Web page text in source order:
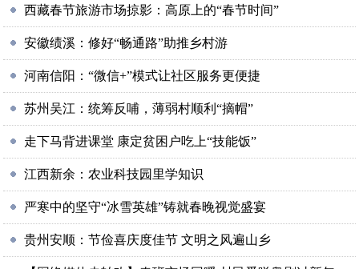
西藏春节旅游市场掠影：高原上的“春节时间”
安徽绩溪：修好“畅通路”助推乡村游
河南信阳：“微信+”模式让社区服务更便捷
苏州吴江：统筹反哺，薄弱村顺利“摘帽”
走下马背进课堂 康定贫困户吃上“技能饭”
江西新余：农业科技园里学知识
严寒中的坚守“冰雪英雄”铸就春晚视觉盛宴
贵州安顺：节俭喜庆度佳节 文明之风遍山乡